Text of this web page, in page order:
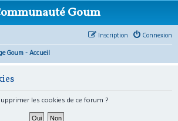
Goum
Connexion
Inscription
Goum - Accueil
les cookies de ce forum ?